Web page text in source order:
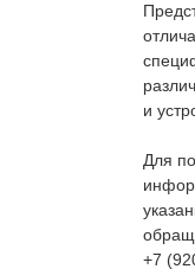
и
Для
+7